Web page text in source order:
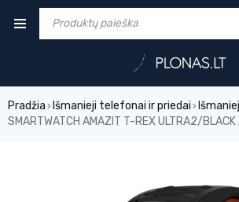
Pradžia › Išmanieji telefonai ir priedai ›
SMARTWATCH AMAZIT T-REX ULTRA2/BLACK